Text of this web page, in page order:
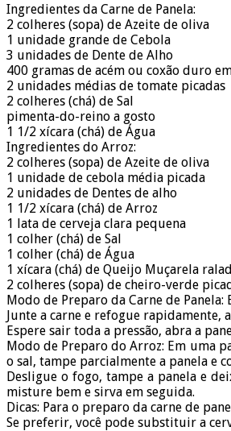
Ingredientes da Carne de Panela:
2 colheres (sopa) de Azeite de oliva
1 unidade grande de Cebola
3 unidades de Dente de Alho
400 gramas de acém ou coxão duro
2 unidades médias de tomate picadas
2 colheres (chá) de Sal
pimenta-do-reino a gosto
1 1/2 xícara (chá) de Água
Ingredientes do Arroz:
2 colheres (sopa) de Azeite de oliva
1 unidade de cebola média picada
2 unidades de Dentes de alho
1 1/2 xícara (chá) de Arroz
1 lata de cerveja clara pequena
1 colher (chá) de Sal
1 colher (chá) de Água
1 xícara (chá) de Queijo Muçarela
2 colheres (sopa) de cheiro-verde
Modo de Preparo da Carne de
Junte a carne e refogue rapidamente,
Espere sair toda a pressão, abra a
Modo de Preparo do Arroz: Em uma
o sal, tampe parcialmente a panela e
Desligue o fogo, tampe a panela e
misture bem e sirva em seguida.
Dicas: Para o preparo da carne de
Se preferir, você pode substituir a